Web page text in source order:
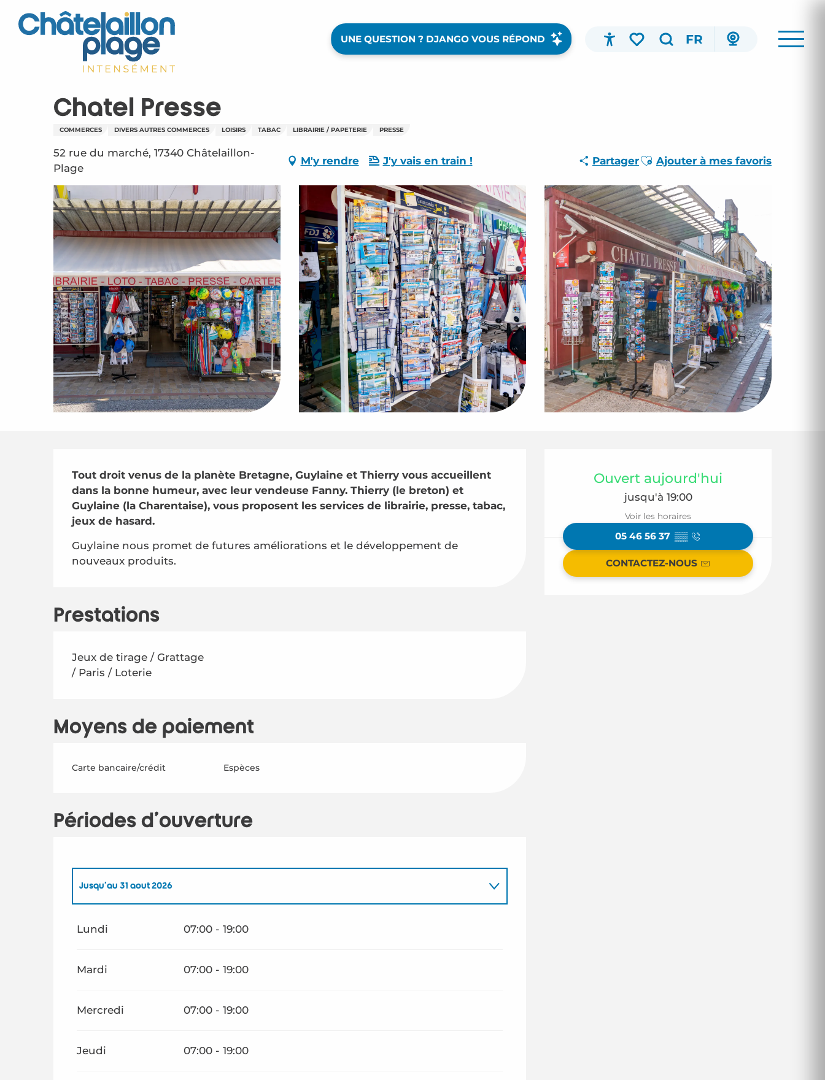
contenu
UNE QUESTION ? DJANGO VOUS RÉPOND FR
Chatel Presse
COMMERCES DIVERS AUTRES COMMERCES LOISIRS TABAC LIBRAIRIE / PAPETERIE PRESSE
52 rue du marché, 17340 Châtelaillon-
Plage
M'y rendre J'y vais en train ! PartagerAjouter aux favoris
Ajouter à mes favoris
Ouverture et
Ouvert aujourd'hui
jusqu'à 19:00
Voir les horaires
05 46 56 37 ▒▒
CONTACTEZ-NOUS
Description
Tout droit venus de la planète Bretagne, Guylaine et Thierry vous accueillent
dans la bonne humeur, avec leur vendeuse Fanny. Thierry (le breton) et
Guylaine (la Charentaise), vous proposent les services de librairie, presse, tabac,
jeux de hasard.
Guylaine nous promet de futures améliorations et le développement de
nouveaux produits.
Prestations
Jeux de tirage / Grattage
/ Paris / Loterie
Moyens de paiement
Carte bancaire/crédit Espèces
Périodes d'ouverture
Jusqu'au 31 août 2026
Lundi 07:00 - 19:00
Mardi 07:00 - 19:00
Mercredi 07:00 - 19:00
Jeudi 07:00 - 19:00